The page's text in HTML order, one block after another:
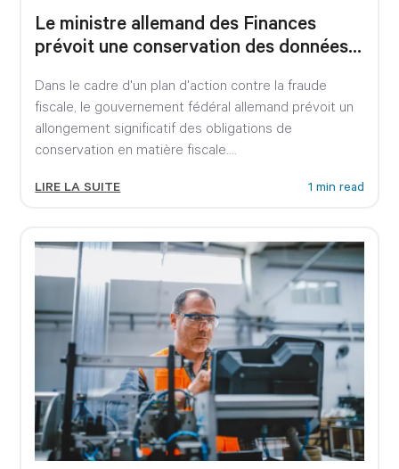
Le ministre allemand des Finances
prévoit une conservation des données
Dans le cadre d'un plan d'action contre la fraude
fiscale, le gouvernement fédéral allemand prévoit un
allongement significatif des obligations de
conservation en matière fiscale....
LIRE LA SUITE 1 min read